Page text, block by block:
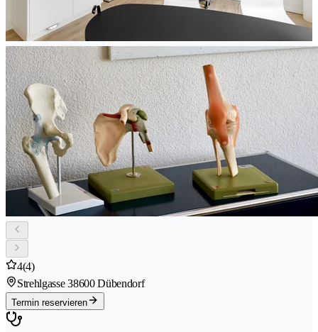
4(4)
Strehlgasse 38600 Dübendorf
Termin reservieren